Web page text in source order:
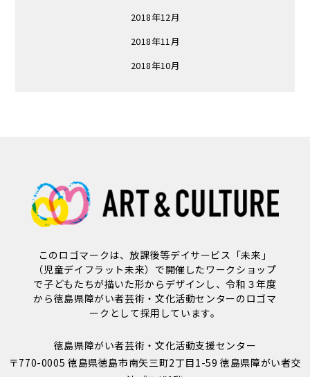
2018年12月
2018年11月
2018年10月
このロゴマークは、放課後等デイサービス「未来」
（児童デイフラット未来）で開催したワークショップ
で子どもたちが描いた形からデザインし、令和３年度
から徳島県障がい者芸術・文化活動センターのロゴマ
ークとして採用しています。
徳島県障がい者芸術・文化活動支援センター
〒770-0005 徳島県徳島市南矢三町2丁目1-59 徳島県障がい者交